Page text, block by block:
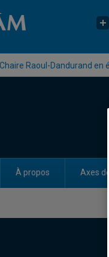
Chaire Raoul-Dandurand en
À propos Axes